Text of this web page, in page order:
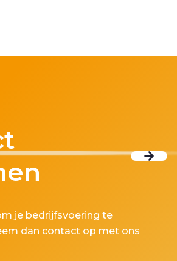
je bedrijfsvoering te
dan contact op met ons